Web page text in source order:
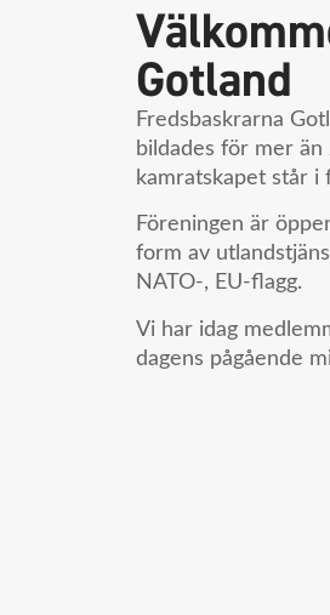
Gotland
Fredsbaskrarna
bildades för mer
kamratskapet står i
Föreningen är
form av
NATO-, EU-flagg.
Vi har idag
dagens pågående